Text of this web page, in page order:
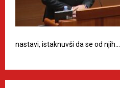
nastavi, istaknuvši da se od njih…